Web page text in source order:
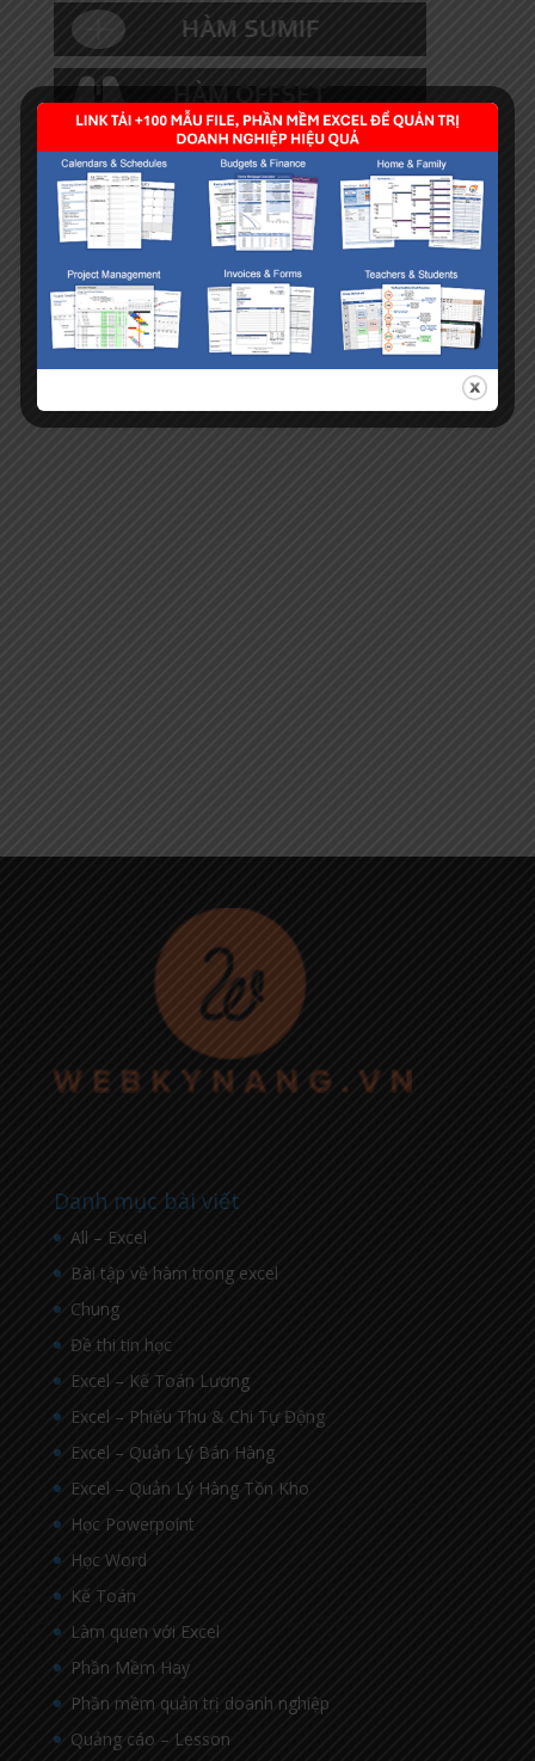
Danh mục bài viết
All – Excel
Bài tập về hàm trong excel
Chung
Đề thi tin học
Excel – Kế Toán Lương
Excel – Phiếu Thu & Chi Tự Động
Excel – Quản Lý Bán Hàng
Excel – Quản Lý Hàng Tồn Kho
Học Powerpoint
Học Word
Kế Toán
Làm quen với Excel
Phần Mềm Hay
Phần mềm quản trị doanh nghiệp
Quảng cáo – Lesson